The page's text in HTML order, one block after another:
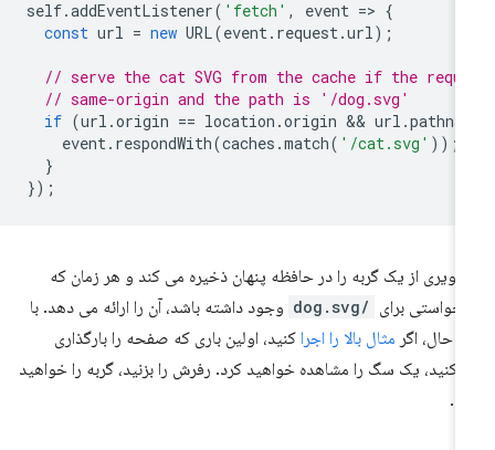
self.addEventListener('fetch', event =
const
url = new URL(event.request. url
// serve the cat SVG from the cache if the
// same-origin and the path is '/dog.svg'
if ( url.origin == location.origin && url.
event.respondWith(caches.match('/cat.svg'
از یک گربه را در حافظه پنهان ذخیره می کند و هر زمان که
برای /dog.svg
وجود داشته باشد، آن را ارائه می دهد. با
حال، اگر مثال بالا را اجرا کنید، اولین باری که صفحه را بارگذاری
یک سگ را مشاهده خواهید کرد. رفرش را بزنید، گربه را خواهید